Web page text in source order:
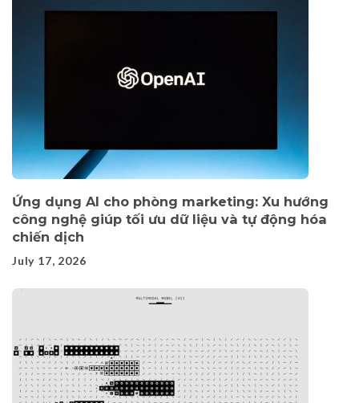
Ứng dụng AI cho phòng marketing: Xu hướng
công nghệ giúp tối ưu dữ liệu và tự động hóa
chiến dịch
July 17, 2026